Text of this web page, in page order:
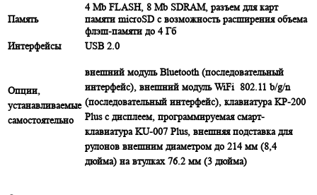
Память
4 Mb FLASH, 8 Mb SDRAM, разъем для карт
памяти microSD с возможность расширения объема
флэш-памяти до 4 Гб
Интерфейсы
USB 2.0
Опции,
устанавливаемые
самостоятельно
внешний модуль Bluetooth (последовательный
интерфейс), внешний модуль WiFi 802.11 b/g/n
(последовательный интерфейс), клавиатура KP-200
Plus с дисплеем, программируемая смарт-
клавиатура KU-007 Plus, внешняя подставка для
рулонов внешним диаметром до 214 мм (8,4
дюйма) на втулках 76.2 мм (3 дюйма)